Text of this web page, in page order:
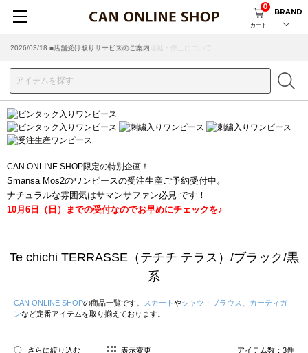
カート
0
BRAND
2026/03/18 ■店舗受け取りサービスのご案内
CAN ONLINE SHOP限定の特別企画！
Smansa Mos2のワンピースの受注生産ご予約受付中。
ナチュラルな雰囲気はサマンサファン必見 です！
10月6日（日）までの受付なのでお早めにチェックを♪
Te chichi TERRASSE（テチチ テラス）/ブラック/黒
系
CAN ONLINE SHOPの商品一覧です。 スカート やシャツ・ブラウス
カーディガ
ンなど定番アイテムを取り揃えております。
さらに絞り込む 表示変更 アイテム数： 3件